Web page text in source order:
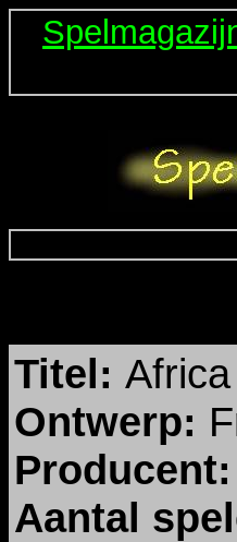
Titel:
Ontwerp:
Producent:
Aantal